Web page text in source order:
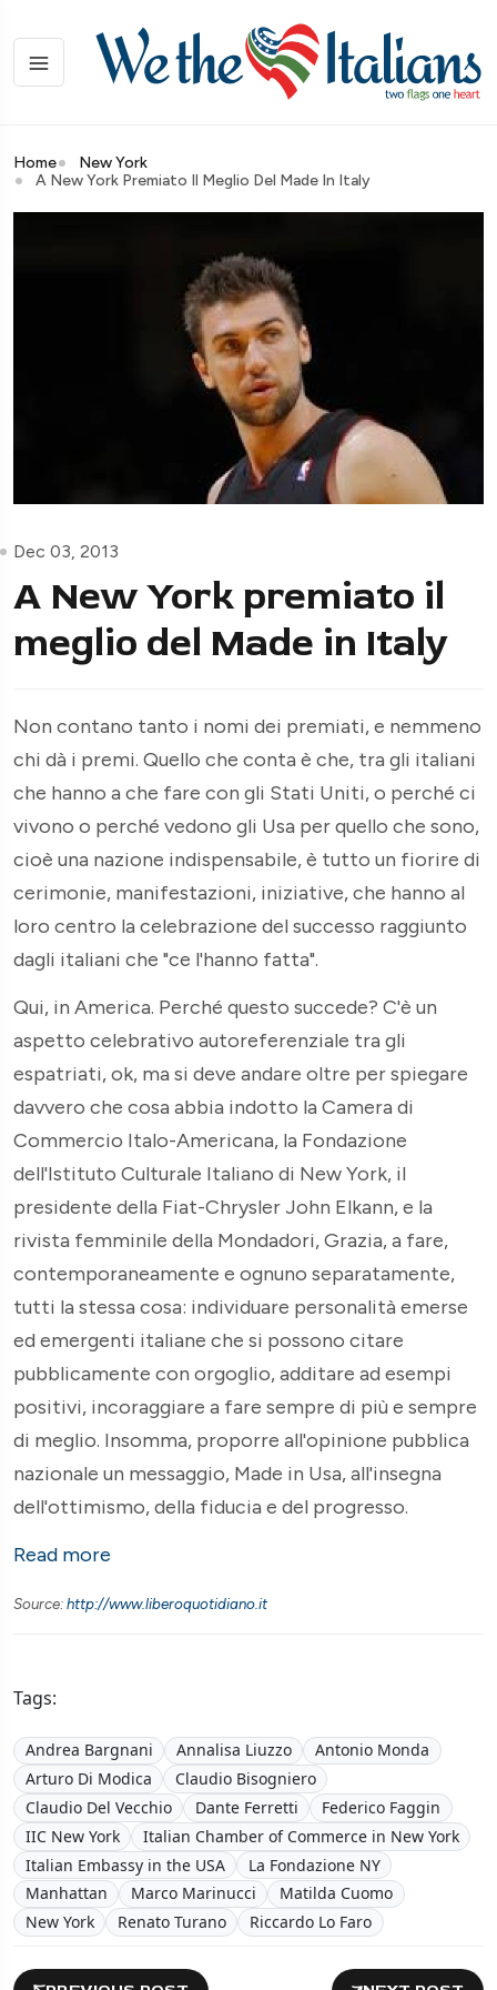
Home
New York
A New York Premiato Il Meglio Del Made In Italy
Dec 03, 2013
A New York premiato il
meglio del Made in Italy
Non contano tanto i nomi dei premiati, e nemmeno
chi dà i premi. Quello che conta è che, tra gli italiani
che hanno a che fare con gli Stati Uniti, o perché ci
vivono o perché vedono gli Usa per quello che sono,
cioè una nazione indispensabile, è tutto un fiorire di
cerimonie, manifestazioni, iniziative, che hanno al
loro centro la celebrazione del successo raggiunto
dagli italiani che "ce l'hanno fatta".
Qui, in America. Perché questo succede? C'è un
aspetto celebrativo autoreferenziale tra gli
espatriati, ok, ma si deve andare oltre per spiegare
davvero che cosa abbia indotto la Camera di
Commercio Italo-Americana, la Fondazione
dell'Istituto Culturale Italiano di New York, il
presidente della Fiat-Chrysler John Elkann, e la
rivista femminile della Mondadori, Grazia, a fare,
contemporaneamente e ognuno separatamente,
tutti la stessa cosa: individuare personalità emerse
ed emergenti italiane che si possono citare
pubblicamente con orgoglio, additare ad esempi
positivi, incoraggiare a fare sempre di più e sempre
di meglio. Insomma, proporre all'opinione pubblica
nazionale un messaggio, Made in Usa, all'insegna
dell'ottimismo, della fiducia e del progresso.
Read more
Source:http://www.liberoquotidiano.it
Tags:
Andrea Bargnani Annalisa Liuzzo
Antonio Monda
Arturo Di Modica
Claudio Bisogniero
Claudio Del Vecchio
Dante Ferretti
Federico Faggin
IIC New York
Italian Chamber of Commerce in New York
Italian Embassy in the USA
La Fondazione NY
Manhattan
Marco Marinucci
Matilda Cuomo
New York
Renato Turano Riccardo Lo Faro